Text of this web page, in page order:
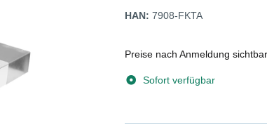
HAN: 7908-FKTA
Preise nach Anmeldung sichtbar
Sofort verfügbar